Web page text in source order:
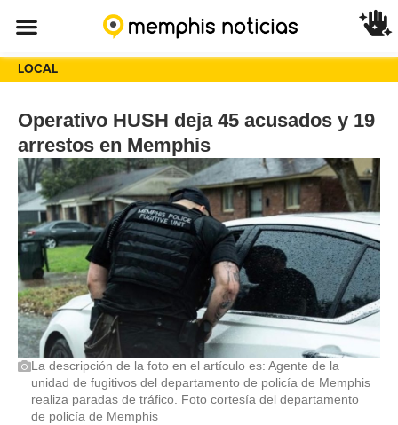
LOCAL
Operativo HUSH deja 45 acusados y 19
arrestos en Memphis
La descripción de la foto en el artículo es: Agente de la
unidad de fugitivos del departamento de policía de Memphis
realiza paradas de tráfico. Foto cortesía del departamento
de policía de Memphis